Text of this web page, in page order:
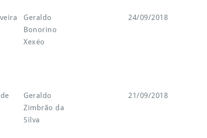
Geraldo
Bonorino
Xexéo
24/09/2018
Geraldo
Zimbrão da
Silva
21/09/2018